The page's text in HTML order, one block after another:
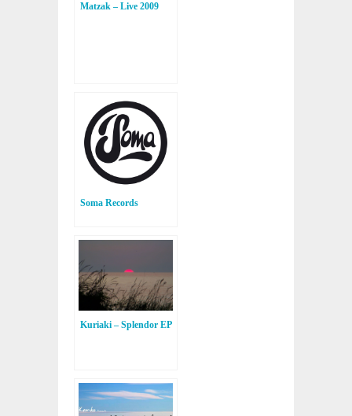
Matzak – Live 2009
Soma Records
Kuriaki – Splendor EP